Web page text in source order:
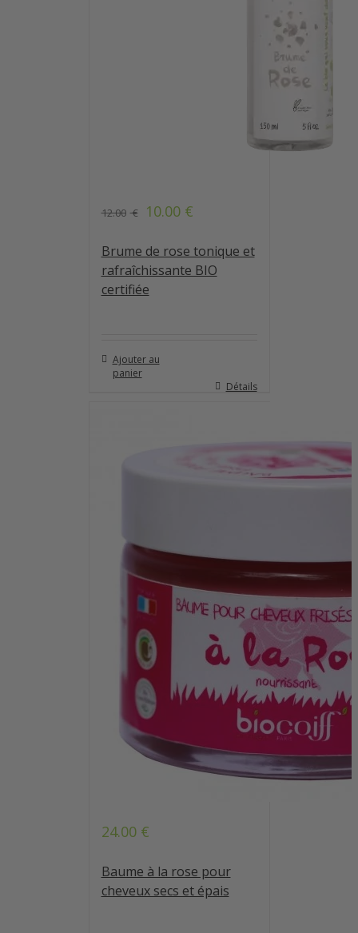
12.00 € 10.00 €
Brume de rose tonique et
rafraîchissante BIO
certifiée
Ajouter au
panier
Détails
24.00 €
Baume à la rose pour
cheveux secs et épais